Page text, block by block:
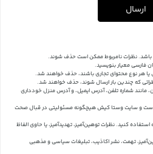
ارسال
باشد. نظرات نامربوط ممکن است حذف شوند.
فارسی معیار بنویسید.
یا هر نوع محتوای تجاری باشند، حذف خواهند شد.
که چندین بار ارسال شوند، حذف خواهند شد.
مانند شماره تلفن، آدرس ایمیل، و آدرس منزل خودداری
است و سایت وستا کیش هیچگونه مسئولیتی در قبال صحت
کنید. نظرات توهین‌آمیز، تهدیدآمیز، یا حاوی الفاظ
تهمت، نشر اکاذیب، تبلیغات سیاسی و مذهبی